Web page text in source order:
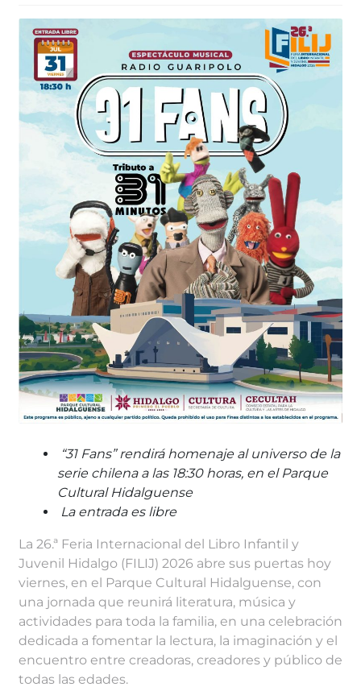
“31 Fans” rendirá homenaje al universo de la
serie chilena a las 18:30 horas, en el Parque
Cultural Hidalguense
La entrada es libre
La 26.ª Feria Internacional del Libro Infantil y
Juvenil Hidalgo (FILIJ) 2026 abre sus puertas hoy
viernes, en el Parque Cultural Hidalguense, con
una jornada que reunirá literatura, música y
actividades para toda la familia, en una celebración
dedicada a fomentar la lectura, la imaginación y el
encuentro entre creadoras, creadores y público de
todas las edades.